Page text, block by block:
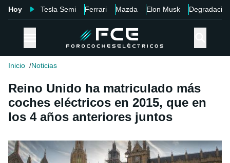
Hoy Tesla Semi Ferrari Mazda Elon Musk Degradación
Inicio Noticias
Reino Unido ha matriculado más
coches eléctricos en 2015, que en
los 4 años anteriores juntos